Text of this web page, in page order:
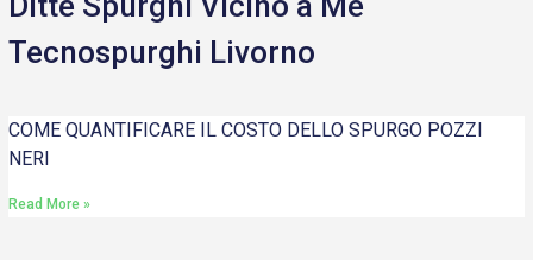
Tecnospurghi Livorno
COME QUANTIFICARE IL COSTO DELLO SPURGO POZZI
NERI
Read More »